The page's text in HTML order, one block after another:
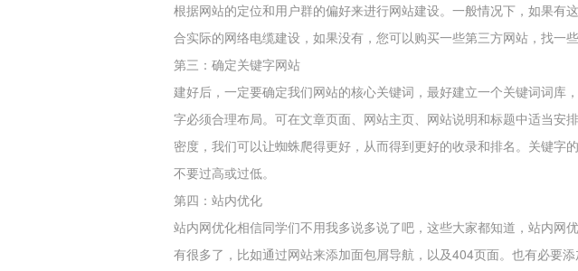
根据网站的定位和用户群的偏好来进行网站建设。一般情况下，如果有
合实际的网络电缆建设，如果没有，您可以购买一些第三方网站，找一
第三：确定关键字网站
建好后，一定要确定我们网站的核心关键词，最好建立一个关键词词库
字必须合理布局。可在文章页面、网站主页、网站说明和标题中适当安
密度，我们可以让蜘蛛爬得更好，从而得到更好的收录和排名。关键字
不要过高或过低。
第四：站内优化
站内网优化相信同学们不用我多说多说了吧，这些大家都知道，站内网
有很多了，比如通过网站来添加面包屑导航，以及404页面。也有必要